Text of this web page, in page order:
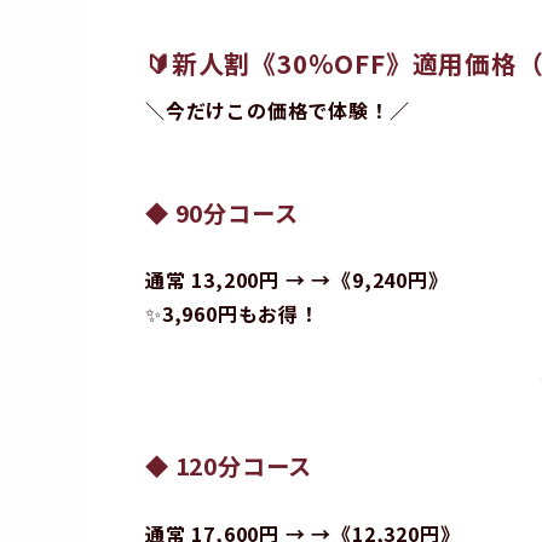
🔰新人割《30％OFF》適用価格
＼今だけこの価格で体験！／
◆ 90分コース
通常 13,200円 → →《9,240円》
✨3,960円もお得！
◆ 120分コース
通常 17,600円 → →《12,320円》